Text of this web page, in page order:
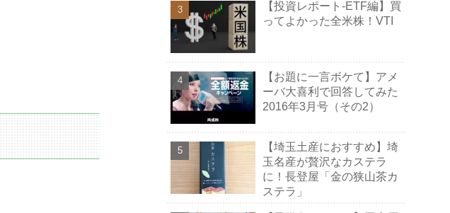
【投資レポート-ETF編】買
ってよかった全米株！VTI
【お題に一言ボケて】アメ
ーバ大喜利で回答してみた
2016年3月号（その2）
【埼玉土産におすすめ】埼
玉名産が贅沢なカステラ
に！長登屋「金の狭山茶カ
ステラ」